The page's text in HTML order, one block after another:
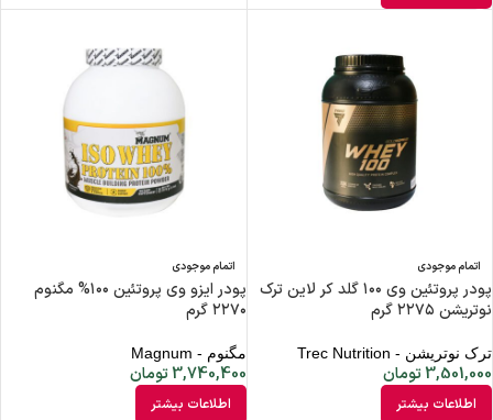
اتمام موجودی
پودر پروتئین وی ۱۰۰ گلد کر لاین ترک
نوتریشن ۲۲۷۵ گرم
ترک نوتریشن - Trec Nutrition
3,501,000تومان
اطلاعات بیشتر
اتمام موجودی
پودر ایزو وی پروتئین ۱۰۰% مگنوم
۲۲۷۰ گرم
مگنوم - Magnum
3,740,400 تومان
اطلاعات بیشتر